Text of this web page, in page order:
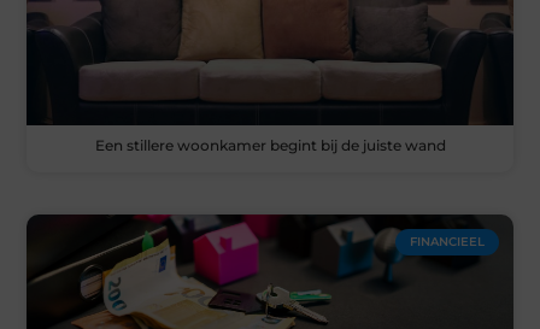
Een stillere woonkamer begint bij de juiste wand
FINANCIEEL